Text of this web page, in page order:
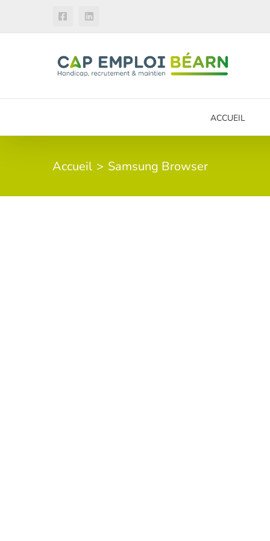
FacebookLinkedIn
ACCUEIL
Accueil Samsung Browser